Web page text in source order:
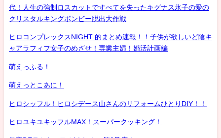
代！人生の強制ロスカットですべてを失ったキグナス氷子の愛の
クリスタルキングボンビー脱出大作戦
ヒロコンプレックスNIGHT 的まとめ速報！！子供が欲しいど陰キ
ャアラフィフ女子のめざせ！専業主婦！婚活計画編
萌えっふる！
萌えっとこあに！
ヒロシッフル！ヒロシデース山さんのリフォームひとりDIY！！
ヒロユキユキッフルMAX！スーパークッキング！